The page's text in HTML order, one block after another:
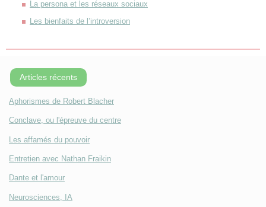
La persona et les réseaux sociaux
Les bienfaits de l’introversion
Articles récents
Aphorismes de Robert Blacher
Conclave, ou l'épreuve du centre
Les affamés du pouvoir
Entretien avec Nathan Fraikin
Dante et l'amour
Neurosciences, IA